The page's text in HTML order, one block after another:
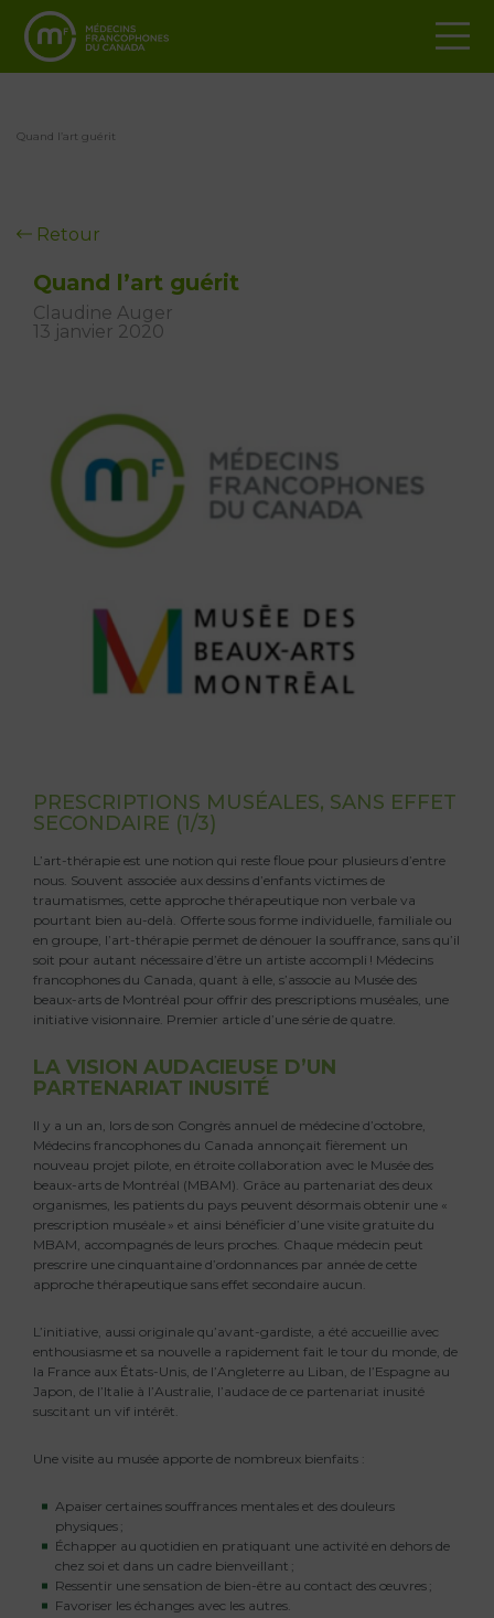
Quand l’art guérit
Retour
Quand l’art guérit
Claudine Auger
13 janvier 2020
PRESCRIPTIONS MUSÉALES, SANS EFFET
SECONDAIRE (1/3)
L’art-thérapie est une notion qui reste floue pour plusieurs d’entre
nous. Souvent associée aux dessins d’enfants victimes de
traumatismes, cette approche thérapeutique non verbale va
pourtant bien au-delà. Offerte sous forme individuelle, familiale ou
en groupe, l’art-thérapie permet de dénouer la souffrance, sans qu’il
soit pour autant nécessaire d’être un artiste accompli ! Médecins
francophones du Canada, quant à elle, s’associe au Musée des
beaux-arts de Montréal pour offrir des prescriptions muséales, une
initiative visionnaire. Premier article d’une série de quatre.
LA VISION AUDACIEUSE D’UN
PARTENARIAT INUSITÉ
Il y a un an, lors de son Congrès annuel de médecine d’octobre,
Médecins francophones du Canada annonçait fièrement un
nouveau projet pilote, en étroite collaboration avec le Musée des
beaux-arts de Montréal (MBAM). Grâce au partenariat des deux
organismes, les patients du pays peuvent désormais obtenir une «
prescription muséale » et ainsi bénéficier d’une visite gratuite du
MBAM, accompagnés de leurs proches. Chaque médecin peut
prescrire une cinquantaine d’ordonnances par année de cette
approche thérapeutique sans effet secondaire aucun.
L’initiative, aussi originale qu’avant-gardiste, a été accueillie avec
enthousiasme et sa nouvelle a rapidement fait le tour du monde, de
la France aux États-Unis, de l’Angleterre au Liban, de l’Espagne au
Japon, de l’Italie à l’Australie, l’audace de ce partenariat inusité
suscitant un vif intérêt.
Une visite au musée apporte de nombreux bienfaits :
Apaiser certaines souffrances mentales et des douleurs
physiques ;
Échapper au quotidien en pratiquant une activité en dehors de
chez soi et dans un cadre bienveillant ;
Ressentir une sensation de bien-être au contact des œuvres ;
Favoriser les échanges avec les autres.